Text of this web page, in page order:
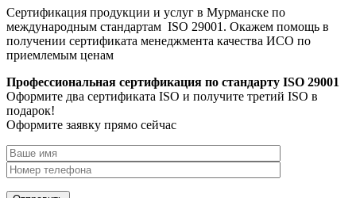
Сертификация продукции и услуг в Мурманске по
международным стандартам ISO 29001. Окажем помощь в
получении сертификата менеджмента качества ИСО по
приемлемым ценам
Профессиональная сертификация по стандарту ISO 29001
Оформите два сертификата ISO и получите третий ISO в
подарок!
Оформите заявку прямо сейчас